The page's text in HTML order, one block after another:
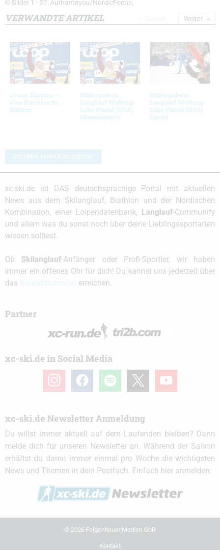
© Bilder 1 - 37: Authamayou/NordicFocus;
VERWANDTE ARTIKEL
Jessie Diggins –
eine Karriere in
Bildern
Bildergalerie
Langlauf Weltcup
Lake Placid (USA)
Massenstarts
Bildergalerie
Langlauf Weltcup
Lake Placid (USA)
Sprint
Weiter
Schreibe einen Kommentar
xc-ski.de ist DAS deutschsprachige Portal mit aktuellen
News aus dem Skilanglauf, Biathlon und der Nordischen
Kombination, einer Loipendatenbank,
Langlauf-Community
und allem was du sonst noch über deine Lieblingssportarten
wissen solltest.
Ob Skilanglauf-Anfänger oder Profi-Sportler, wir haben
immer ein offenes Ohr für dich! Du kannst uns jederzeit über
das
erreichen.
Partner
xc-ski.de in Social Media
instagramfacebook spotify youtube
xc-ski.de Newsletter Anmeldung
Du willst immer aktuell auf dem Laufenden bleiben? Dann
melde dich für unseren Newsletter an. Während der Saison
erhältst du damit immer einmal pro Woche die wichtigsten
News und Themen in dein Postfach. Einfach hier anmelden:
© 2026 Felgenhauer Medien GbR
Kontakt